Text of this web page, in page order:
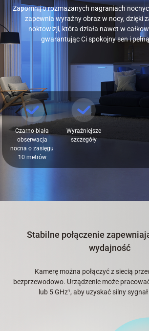
Zapomnij o rozmazanych nagraniach
zapewnia wyraźny obraz w nocy, dzięki
noktowizji, która działa nawet w
gwarantując Ci spokojny sen i
Czarno-biała
obserwacja
nocna o zasięgu
10 metrów
Wyraźniejsze
szczegóły
Stabilne połączenie
wydajność
Kamerę można połączyć z siecią
bezprzewodowo. Urządzenie może
lub 5 GHz¹, aby uzyskać silny